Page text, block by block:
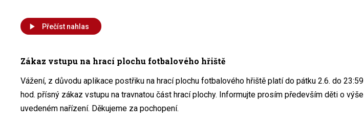
Přečíst nahlas
Zákaz vstupu na hrací plochu fotbalového hřiště
Vážení, z důvodu aplikace postřiku na hrací plochu fotbalového hřiště platí do pátku 2.6. do 23:59
hod. přísný zákaz vstupu na travnatou část hrací plochy. Informujte prosím především děti o výše
uvedeném nařízení. Děkujeme za pochopení.